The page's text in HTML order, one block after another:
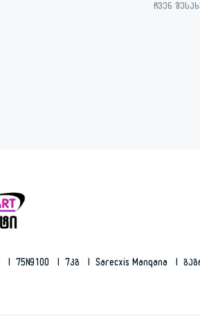
ჩვენ
75N9100 7კგ Sarecxis Manqana